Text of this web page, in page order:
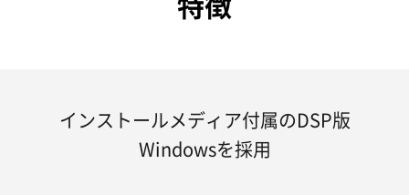
インストールメディア付属のDSP版
Windowsを採用